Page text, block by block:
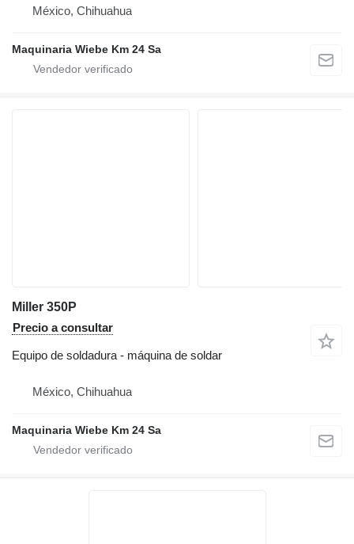
México, Chihuahua
Maquinaria Wiebe Km 24 Sa
Miller 350P
Precio a consultar
Equipo de soldadura - máquina de soldar
México, Chihuahua
Maquinaria Wiebe Km 24 Sa